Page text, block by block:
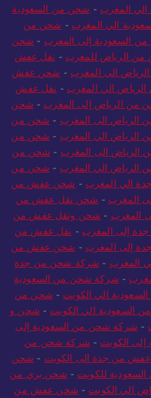
المغرب - شحن من السعودية
الي المغرب - شحن من
السعودية إلى المغرب - شحن
الرياض للمغرب - نقل عفش
الى المغرب - شحن عفش
الي المغرب - نقل عفش
من الرياض إلى المغرب - شحن
الى المغرب - شحن من
الي المغرب - شحن من
الى المغرب - شحن من
الي المغرب - شحن من
الي المغرب - شحن عفش من
المغرب - شحن نقل عفش من
المغرب - شحن ونقل عفش من
إلى المغرب - نقل عفش من
إلى المغرب - شحن عفش من
المغرب - شركة شحن من جدة
- شركة شحن من السعودية
الي الكويت - شحن من
السعودية الي الكويت - شحن و
- شركة شحن من السعودية إلى
الكويت - شركة شحن من
من جدة الى الكويت - شحن
للكويت - شحن بري من
الي الكويت - شحن عفش من